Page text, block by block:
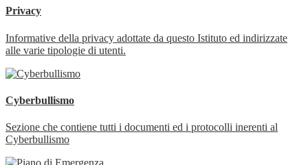
Privacy
Informative della privacy adottate da questo Istituto ed indirizzate
alle varie tipologie di utenti.
Cyberbullismo
Sezione che contiene tutti i documenti ed i protocolli inerenti al
Cyberbullismo